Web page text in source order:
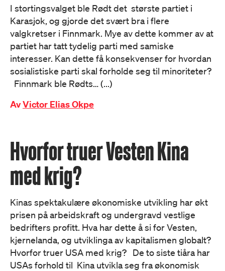
I stortingsvalget ble Rødt det største partiet i
Karasjok, og gjorde det svært bra i flere
valgkretser i Finnmark. Mye av dette kommer av at
partiet har tatt tydelig parti med samiske
interesser. Kan dette få konsekvenser for hvordan
sosialistiske parti skal forholde seg til minoriteter?
Finnmark ble Rødts… (...)
AvVictor Elias Okpe
Hvorfor truer Vesten Kina
med krig?
Kinas spektakulære økonomiske utvikling har økt
prisen på arbeidskraft og undergravd vestlige
bedrifters profitt. Hva har dette å si for Vesten,
kjernelanda, og utviklinga av kapitalismen globalt?
Hvorfor truer USA med krig? De to siste tiåra har
USAs forhold til Kina utvikla seg fra økonomisk